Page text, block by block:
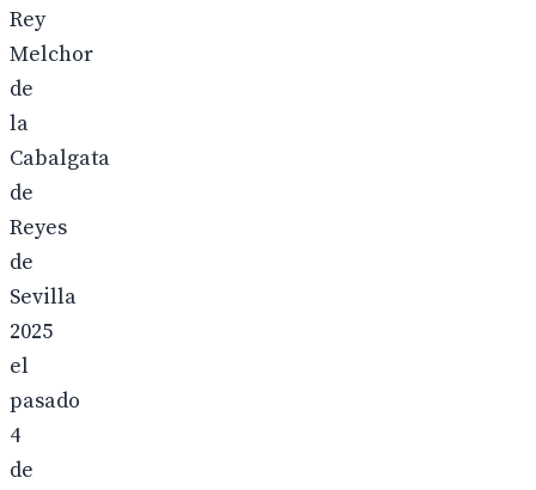
Rey
Melchor
de
la
Cabalgata
de
Reyes
de
Sevilla
2025
el
pasado
4
de